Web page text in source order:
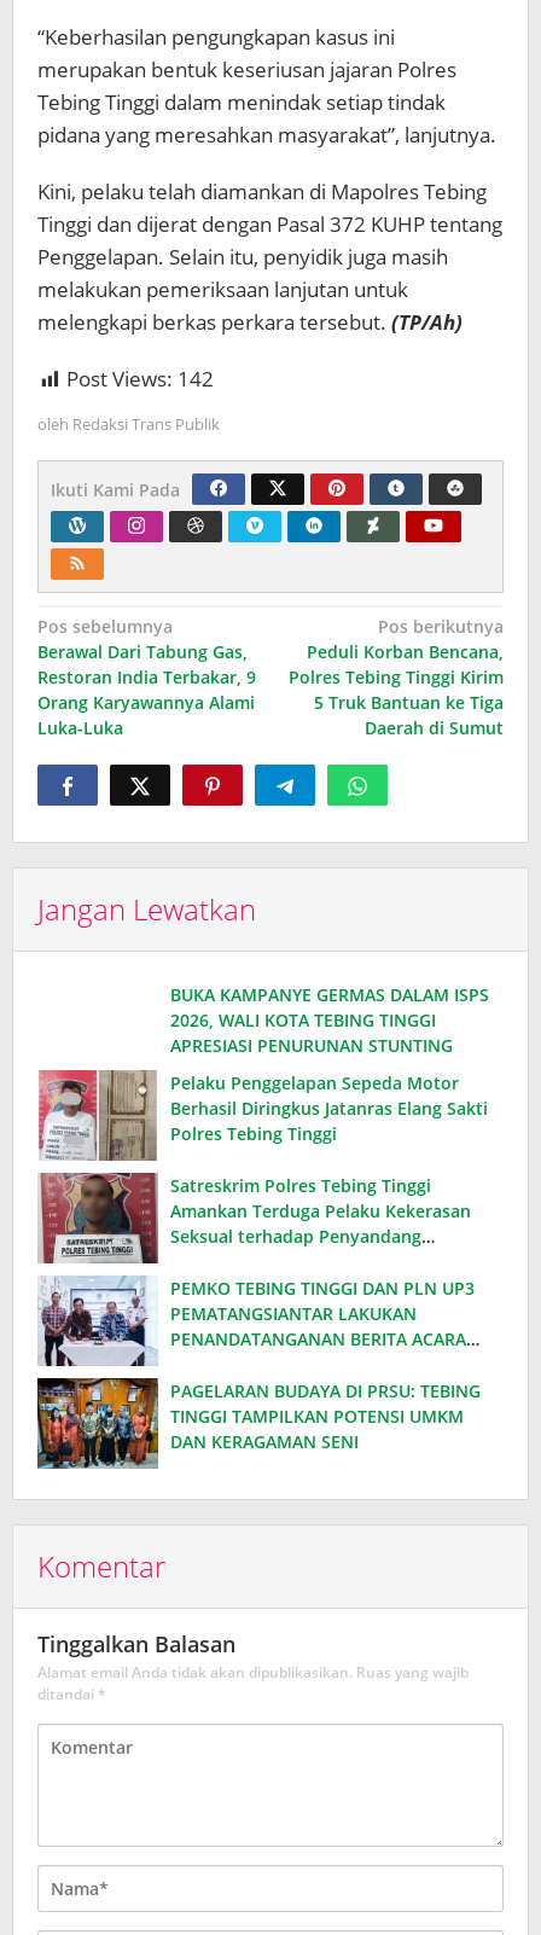
“Keberhasilan pengungkapan kasus ini
merupakan bentuk keseriusan jajaran Polres
Tebing Tinggi dalam menindak setiap tindak
pidana yang meresahkan masyarakat”, lanjutnya.
Kini, pelaku telah diamankan di Mapolres Tebing
Tinggi dan dijerat dengan Pasal 372 KUHP tentang
Penggelapan. Selain itu, penyidik juga masih
melakukan pemeriksaan lanjutan untuk
melengkapi berkas perkara tersebut. (TP/Ah)
Post Views: 142
oleh Redaksi Trans Publik
Ikuti Kami Pada
Navigasi
pos
Pos sebelumnya
Berawal Dari Tabung Gas,
Restoran India Terbakar, 9
Orang Karyawannya Alami
Luka-Luka
Pos berikutnya
Peduli Korban Bencana,
Polres Tebing Tinggi Kirim
5 Truk Bantuan ke Tiga
Daerah di Sumut
Jangan Lewatkan
BUKA KAMPANYE GERMAS DALAM ISPS
2026, WALI KOTA TEBING TINGGI
APRESIASI PENURUNAN STUNTING
Pelaku Penggelapan Sepeda Motor
Berhasil Diringkus Jatanras Elang Sakti
Polres Tebing Tinggi
Satreskrim Polres Tebing Tinggi
Amankan Terduga Pelaku Kekerasan
Seksual terhadap Penyandang
PEMKO TEBING TINGGI DAN PLN UP3
PEMATANGSIANTAR LAKUKAN
PENANDATANGANAN BERITA ACARA
RATUSAN JUTA PER BULAN
PAGELARAN BUDAYA DI PRSU: TEBING
TINGGI TAMPILKAN POTENSI UMKM
DAN KERAGAMAN SENI
Komentar
Tinggalkan Balasan
Alamat email Anda tidak akan dipublikasikan. Ruas yang wajib
ditandai *